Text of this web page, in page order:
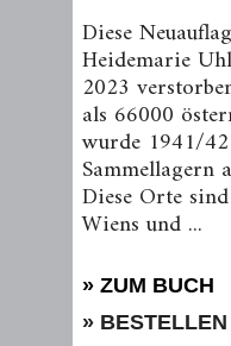
Diese
Heidemarie
2023
als 66000
wurde 1941/
Sammellagern
Diese Orte
Wiens und ...
» ZUM BUCH
» BESTELLEN